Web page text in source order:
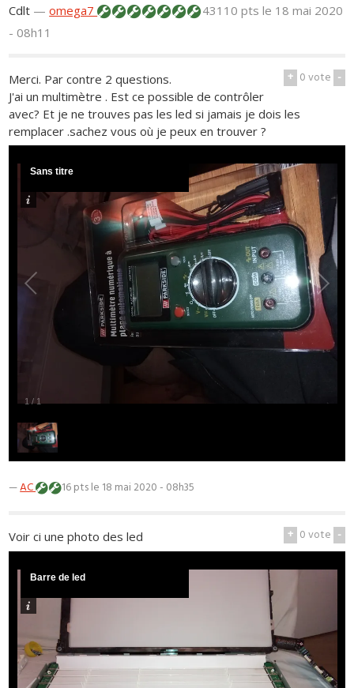
Cdlt —omega7 43110 ptsle 18 mai 2020
- 08h11
+ 0vote -
Merci. Par contre 2 questions.
J'ai un multimètre . Est ce possible de contrôler
avec? Et je ne trouves pas les led si jamais je dois les
remplacer .sachez vous où je peux en trouver ?
1 / 1
Sans titre
—AC 16 ptsle 18 mai 2020 - 08h35
+ 0vote -
Voir ci une photo des led
Barre de led